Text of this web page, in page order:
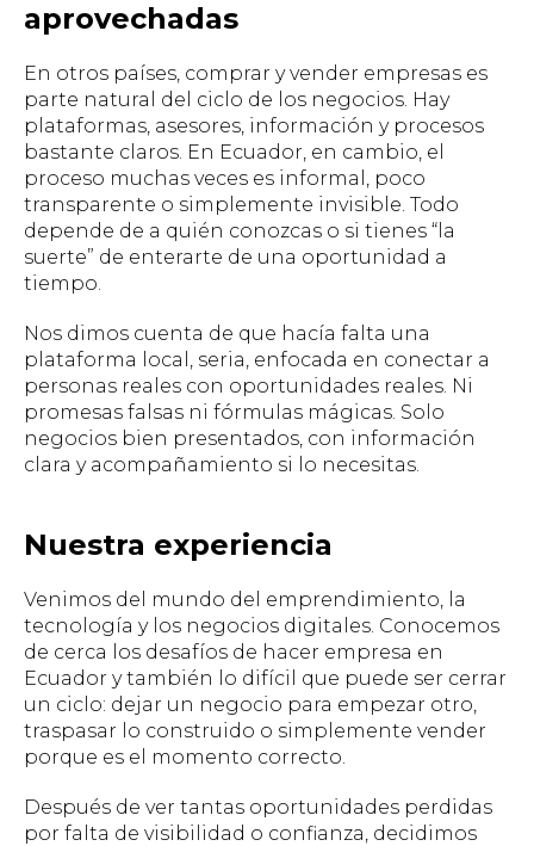
aprovechadas
En otros países, comprar y vender empresas es
parte natural del ciclo de los negocios. Hay
plataformas, asesores, información y procesos
bastante claros. En Ecuador, en cambio, el
proceso muchas veces es informal, poco
transparente o simplemente invisible. Todo
depende de a quién conozcas o si tienes “la
suerte” de enterarte de una oportunidad a
tiempo.
Nos dimos cuenta de que hacía falta una
plataforma local, seria, enfocada en conectar a
personas reales con oportunidades reales. Ni
promesas falsas ni fórmulas mágicas. Solo
negocios bien presentados, con información
clara y acompañamiento si lo necesitas.
Nuestra experiencia
Venimos del mundo del emprendimiento, la
tecnología y los negocios digitales. Conocemos
de cerca los desafíos de hacer empresa en
Ecuador y también lo difícil que puede ser cerrar
un ciclo: dejar un negocio para empezar otro,
traspasar lo construido o simplemente vender
porque es el momento correcto.
Después de ver tantas oportunidades perdidas
por falta de visibilidad o confianza, decidimos